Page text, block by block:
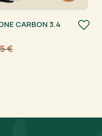
CARBON 3.4
€